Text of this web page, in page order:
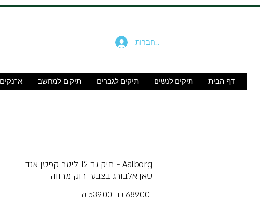
להתחברות
דף הבית תיקים לנשים תיקים לגברים תיקים למחשב ארנקים
Aalborg - תיק גב 12 ליטר קפטן אנד
סאן אלבורג בצבע ירוק מרווה
‏689.00 ‏₪
מחיר